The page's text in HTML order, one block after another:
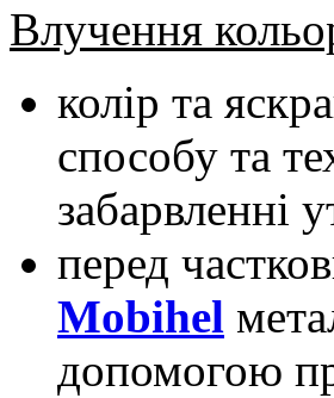
Влучення
колір та
способу та
забарвленні
перед
Mobihel
допомогою